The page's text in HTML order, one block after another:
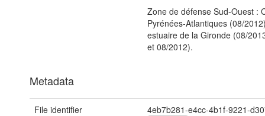
Zone de défense Sud-Ouest :
Pyrénées-Atlantiques (08/
estuaire de la Gironde (08/
et 08/2012).
Metadata
File identifier
4eb7b281-e4cc-4b1f-9221-